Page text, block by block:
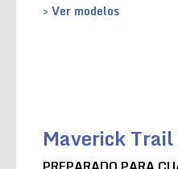
> Ver modelos
Maverick